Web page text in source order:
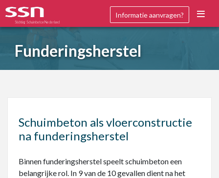
Stichting Schuimbeton Nederland
Informatie aanvragen?
Funderingsherstel
Schuimbeton als vloerconstructie
na funderingsherstel
Binnen funderingsherstel speelt schuimbeton een
belangrijke rol. In 9 van de 10 gevallen dient na het